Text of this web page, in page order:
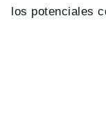
los potenciales